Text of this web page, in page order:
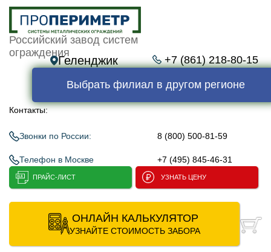
Российский завод систем
ограждения
Геленджик +7 (861) 218-80-15
Выбрать филиал в другом регионе
Контакты:
Звонки по России: 8 (800) 500-81-59
Телефон в Москве +7 (495) 845-46-31
ПРАЙС-ЛИСТ УЗНАТЬ ЦЕНУ
ОНЛАЙН КАЛЬКУЛЯТОР
УЗНАЙТЕ СТОИМОСТЬ ЗАБОРА